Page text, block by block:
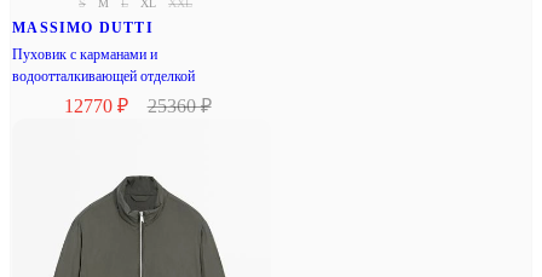
S M L XL XXL
MASSIMO DUTTI
Пуховик с карманами и
водоотталкивающей отделкой
12770 ₽ 25360 ₽